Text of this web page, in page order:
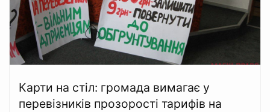
Карти на стіл: громада вимагає у
перевізників прозорості тарифів на